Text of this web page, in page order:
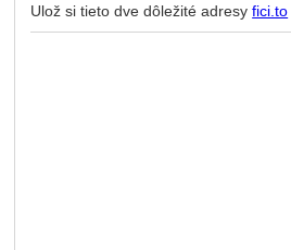
Ulož si tieto dve dôležité adresyfici.to